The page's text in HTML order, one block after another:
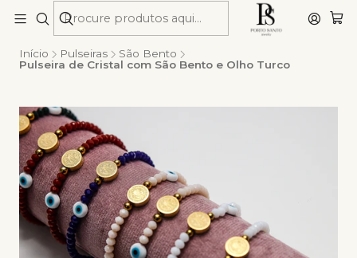
Início Pulseiras
São Bento
Pulseira de Cristal com São Bento e Olho Turco